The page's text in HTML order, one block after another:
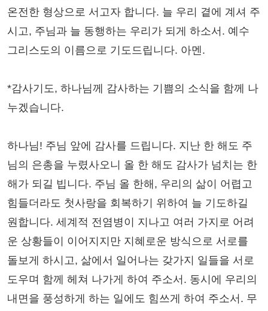
온전한 형상으로 서고자 합니다. 늘 우리 곁에 계셔 주
시고, 주님과 늘 동행하는 우리가 되게 하소서. 예수
그리스도의 이름으로 기도드립니다. 아멘.
*감사기도, 하나님께 감사하는 기쁨의 소식을 함께 나
누겠습니다.
하나님! 주님 앞에 감사를 드립니다. 지난 한 해도 주
님의 은총을 누렸사오니 올 한 해도 감사가 넘치는 한
해가 되길 빕니다. 주님 올 한해, 우리의 삶이 어렵고
힘들더라도 첫사랑을 회복하기 위하여 늘 기도하길
원합니다. 세계적 전염병이 지나고 여러 가지로 어려
운 상황들이 이어지지만 지혜로운 방식으로 서로를
돌보게 하시고, 삶에서 일어나는 갖가지 일들을 서로
도우며 함께 헤쳐 나가게 하여 주소서. 동시에 우리의
내면을 풍성하게 하는 일에도 힘쓰게 하여 주소서. 무